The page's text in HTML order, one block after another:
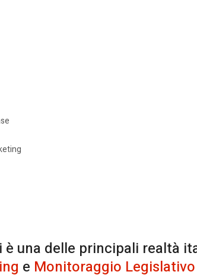
una delle principali realtà
e Monitoraggio